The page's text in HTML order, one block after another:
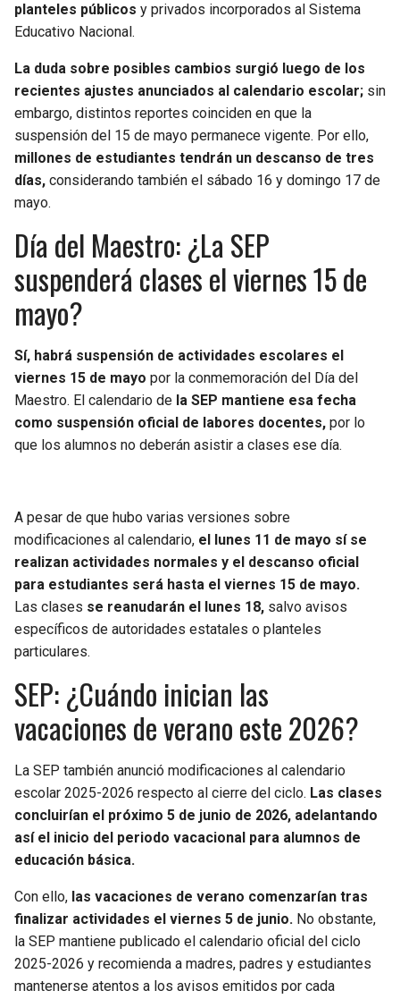
VIKINGS
FALCONS
PANTHERS
SAINTS
BUCCANEERS
THUNDER
TRAIL BLAZERS
JAZZ
planteles públicos y privados incorporados al Sistema
Educativo Nacional.
La duda sobre posibles cambios surgió luego de los
recientes ajustes anunciados al calendario escolar; sin
embargo, distintos reportes coinciden en que la
suspensión del 15 de mayo permanece vigente. Por ello,
millones de estudiantes tendrán un descanso de tres
días, considerando también el sábado 16 y domingo 17 de
mayo.
Día del Maestro: ¿La SEP
suspenderá clases el viernes 15 de
mayo?
Sí, habrá suspensión de actividades escolares el
viernes 15 de mayo por la conmemoración del Día del
Maestro. El calendario de la SEP mantiene esa fecha
como suspensión oficial de labores docentes, por lo
que los alumnos no deberán asistir a clases ese día.
A pesar de que hubo varias versiones sobre
modificaciones al calendario, el lunes 11 de mayo sí se
realizan actividades normales y el descanso oficial
para estudiantes será hasta el viernes 15 de mayo.
Las clases se reanudarán el lunes 18, salvo avisos
específicos de autoridades estatales o planteles
particulares.
SEP: ¿Cuándo inician las
vacaciones de verano este 2026?
La SEP también anunció modificaciones al calendario
escolar 2025-2026 respecto al cierre del ciclo. Las clases
concluirían el próximo 5 de junio de 2026, adelantando
así el inicio del periodo vacacional para alumnos de
educación básica.
Con ello, las vacaciones de verano comenzarían tras
finalizar actividades el viernes 5 de junio. No obstante,
la SEP mantiene publicado el calendario oficial del ciclo
2025-2026 y recomienda a madres, padres y estudiantes
mantenerse atentos a los avisos emitidos por cada